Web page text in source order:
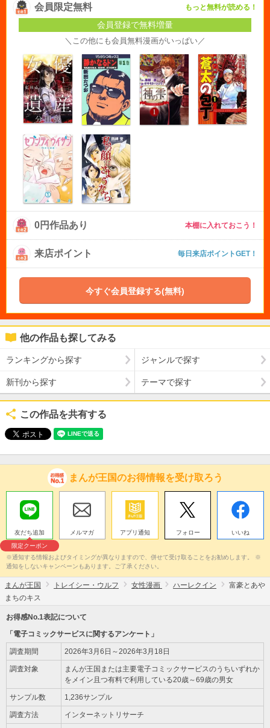
会員限定無料 もっと無料が読める！
会員登録で無料増量
＼この他にも会員無料漫画がいっぱい／
0円作品あり 本棚に入れておこう！
来店ポイント 毎日来店ポイントGET！
今すぐ会員登録する(無料)
他の作品も探してみる
ランキングから探す ジャンルで探す
新刊から探す テーマで探す
この作品を共有する
まんが王国のお得情報を受け取ろう
友だち追加
限定クーポン
メルマガ アプリ通知 フォロー いいね
※通知する情報およびタイミングが異なりますので、併せて受け取ることをお勧めします。 ※
通知をしないキャンペーンもあります。ご了承ください。
まんが王国 トレイシー・ウルフ 女性漫画 ハーレクイン
富豪とあや
まちのキス
お得感No.1表記について
「電子コミックサービスに関するアンケート」
調査期間 2026年3月6日～2026年3月18日
調査対象
まんが王国または主要電子コミックサービスのうちいずれか
をメイン且つ有料で利用している20歳～69歳の男女
サンプル数 1,236サンプル
調査方法 インターネットリサーチ